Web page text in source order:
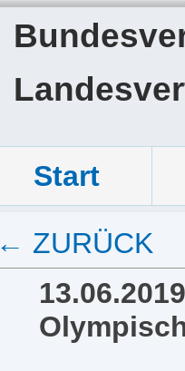
Start
← ZURÜCK